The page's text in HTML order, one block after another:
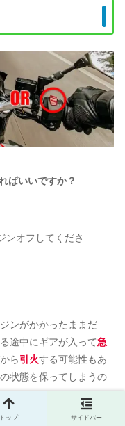
ばいいですか？
ンオフしてくださ
ンがかかったままだ
途中にギアが入って急
ら引火する可能性もあ
状態を保ってしまうの
トップ サイドバー